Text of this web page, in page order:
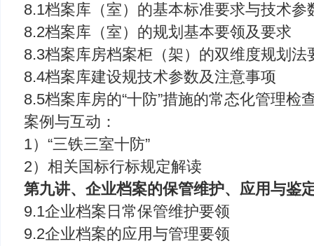
8.1档案库（室）的基本标准要求与技术参
8.2档案库（室）的规划基本要领及要求
8.3档案库房档案柜（架）的双维度规划法
8.4档案库建设规技术参数及注意事项
8.5档案库房的“十防”措施的常态化管理检
案例与互动：
1）“三铁三室十防”
2）相关国标行标规定解读
第九讲、企业档案的保管维护、应用与鉴
9.1企业档案日常保管维护要领
9.2企业档案的应用与管理要领